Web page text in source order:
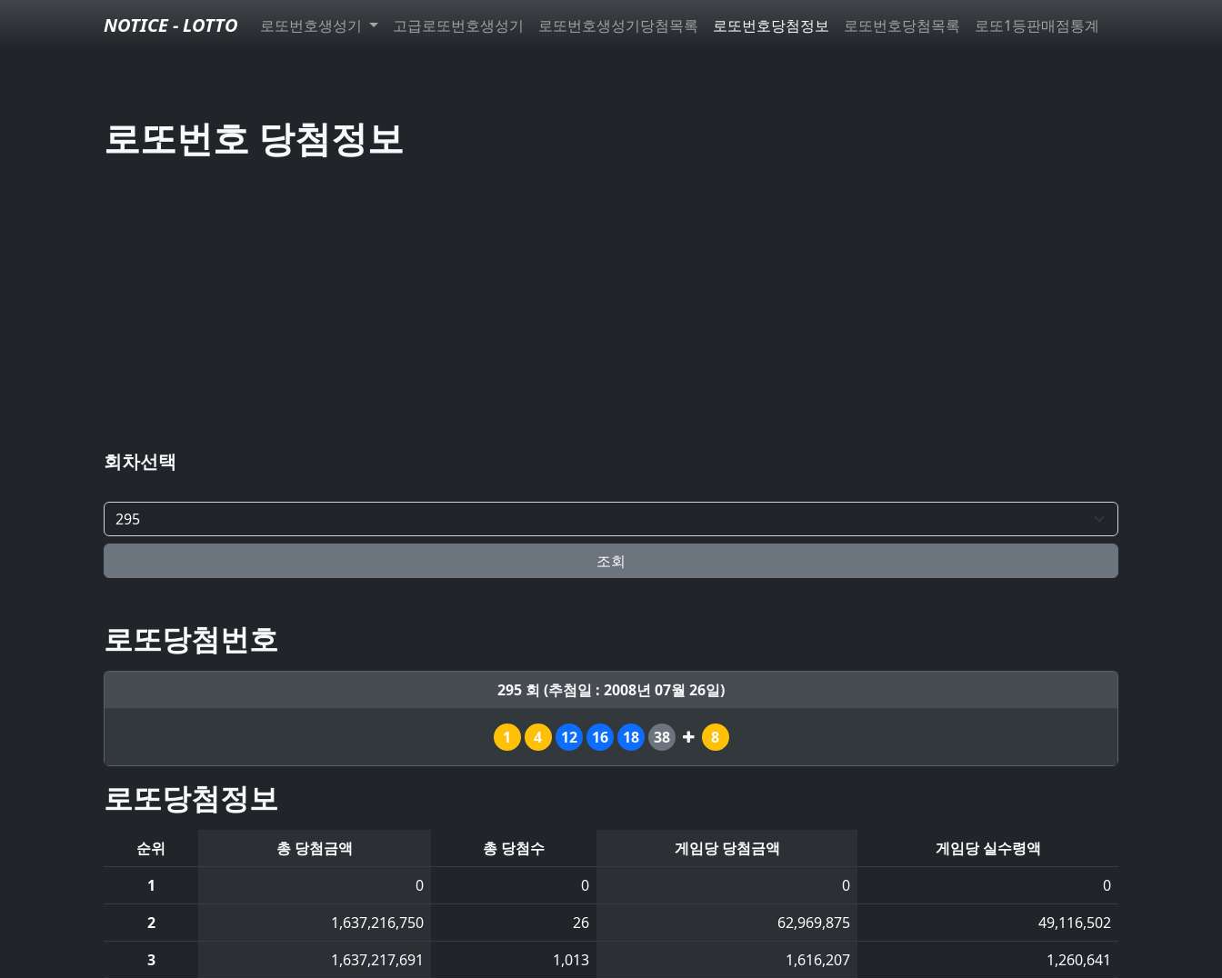
NOTICE - LOTTO 로또번호생성기 고급로또번호생성기 로또번호생성기당첨목록 로또번호당첨정보 로또번호당첨목록 로또1등판매점통계
로또번호 당첨정보
회차선택
조회
로또당첨번호
295 회 (추첨일 : 2008년 07월 26일)
1 4 12 16 18 38 8
로또당첨정보
순위 총 당첨금액 총 당첨수 게임당 당첨금액
게임당 실수령액
1
0 0 0
0
2
1,637,216,750 26 62,969,875
49,116,502
3
1,637,217,691 1,013 1,616,207
1,260,641